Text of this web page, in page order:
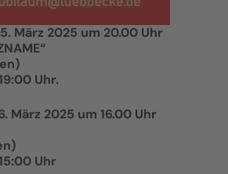
März 2025 um 20.00 Uhr
Uhr.
März 2025 um 16.00 Uhr
Uhr